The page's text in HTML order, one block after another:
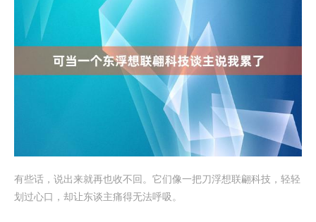
有些话，说出来就再也收不回。它们像一把刀浮想联翩科技，轻轻
划过心口，却让东谈主痛得无法呼吸。